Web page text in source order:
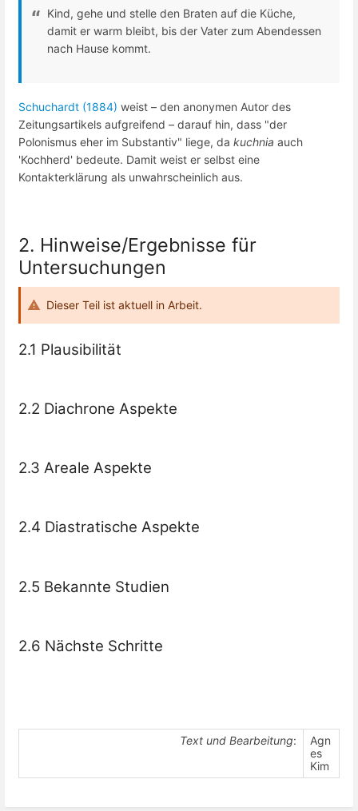
Kind, gehe und stelle den Braten auf die Küche,
damit er warm bleibt, bis der Vater zum Abendessen
nach Hause kommt.
Schuchardt (1884) weist – den anonymen Autor des
Zeitungsartikels aufgreifend – darauf hin, dass "der
Polonismus eher im Substantiv" liege, da kuchnia auch
'Kochherd' bedeute. Damit weist er selbst eine
Kontakterklärung als unwahrscheinlich aus.
2. Hinweise/Ergebnisse für
Untersuchungen
Dieser Teil ist aktuell in Arbeit.
2.1 Plausibilität
2.2 Diachrone Aspekte
2.3 Areale Aspekte
2.4 Diastratische Aspekte
2.5 Bekannte Studien
2.6 Nächste Schritte
Text und Bearbeitung:
Agn
es
Kim